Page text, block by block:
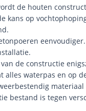
de houten
kans op
de constructie
waterpas en op
bestand is tegen